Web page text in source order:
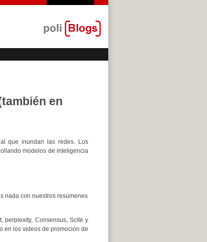
en
que inundan las redes. Los
modelos de inteligencia
nada con nuestros resúmenes
perplexity, Consensus, Scite y
en los videos de promoción de